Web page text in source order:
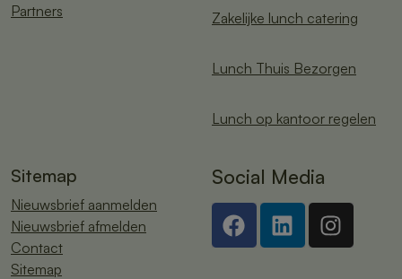
Partners
Zakelijke lunch catering
Lunch Thuis Bezorgen
Lunch op kantoor regelen
Sitemap
Nieuwsbrief aanmelden
Nieuwsbrief afmelden
Contact
Sitemap
Social Media